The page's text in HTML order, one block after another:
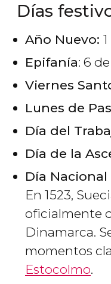
Días
Año Nuevo:
Epifanía: 6
Viernes
Lunes de
Día del
Día de la
Día Nacional
En 1523,
oficialmente
Dinamarca.
momentos
Estocolmo.